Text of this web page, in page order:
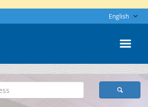
English